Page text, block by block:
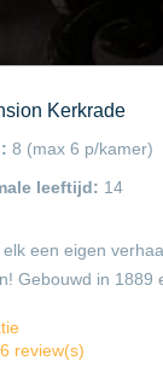
Kerkrade
8 (max 6 p/kamer)
leeftijd: 14
een eigen
Gebouwd in 1889
review(s)